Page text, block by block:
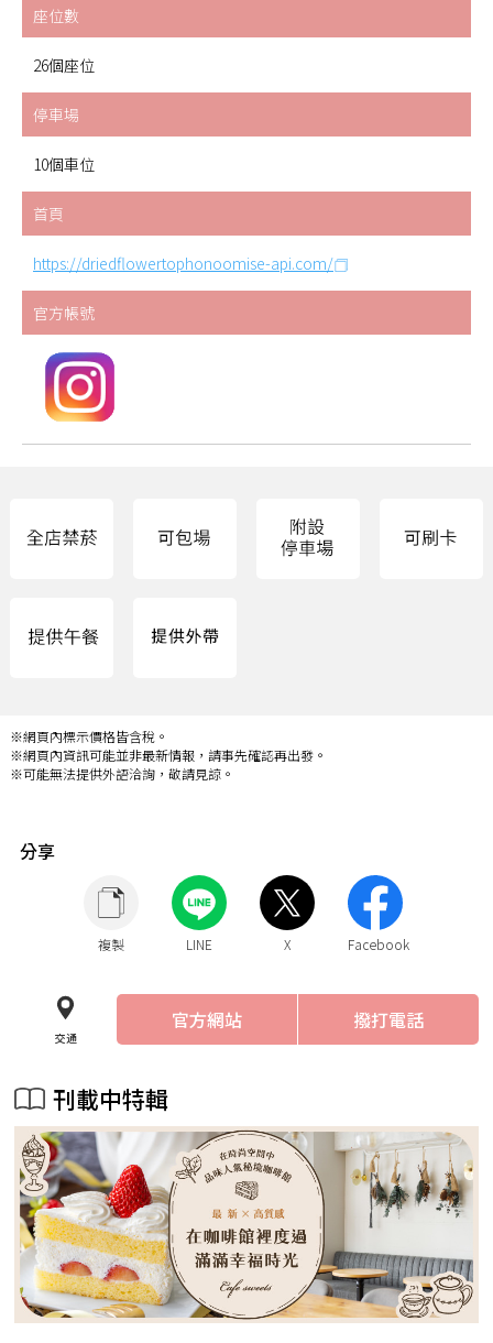
座位數
26個座位
停車場
10個車位
首頁
https://driedflowertophonoomise-api.com/
官方帳號
※網頁內標示價格皆含稅。
※網頁內資訊可能並非最新情報，請事先確認再出發。
※可能無法提供外語洽詢，敬請見諒。
分享
複製 LINE X Facebook
交通
官方網站 撥打電話
刊載中特輯